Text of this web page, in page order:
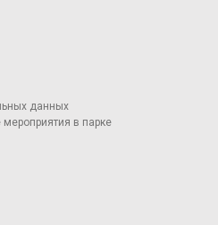
данных
в парке